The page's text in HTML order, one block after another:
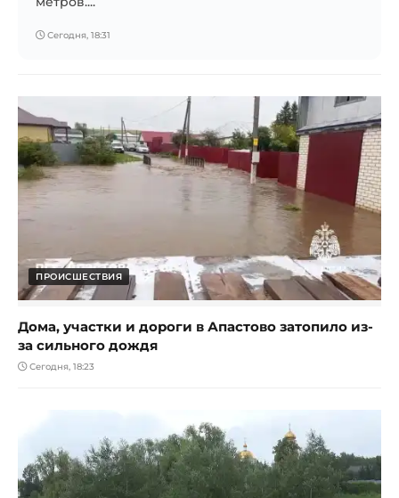
Сегодня, 18:31
ПРОИСШЕСТВИЯ
Дома, участки и дороги в Апастово затопило из-
за сильного дождя
Сегодня, 18:23